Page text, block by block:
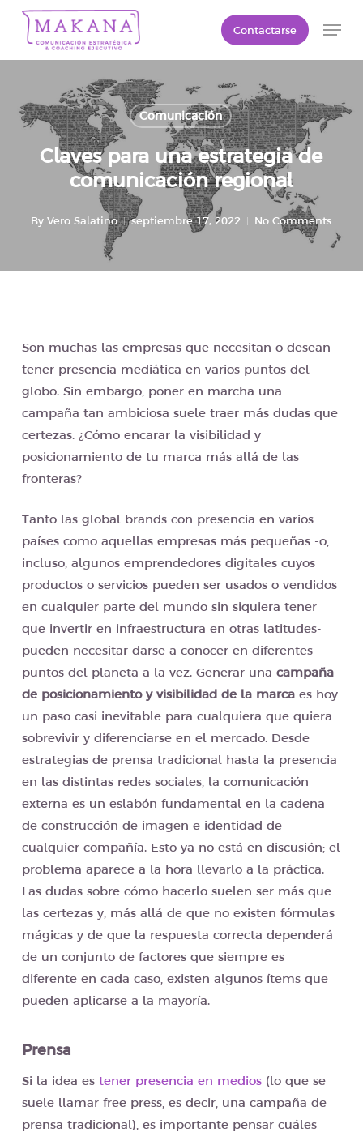
Skip
Contactarse
Comunicación
Claves para una estrategia de
comunicación regional
By Vero Salatino septiembre 17, 2022 No Comments
Son muchas las empresas que necesitan o desean
tener presencia mediática en varios puntos del
globo. Sin embargo, poner en marcha una
campaña tan ambiciosa suele traer más dudas que
certezas. ¿Cómo encarar la visibilidad y
posicionamiento de tu marca más allá de las
fronteras?
Tanto las global brands con presencia en varios
países como aquellas empresas más pequeñas -o,
incluso, algunos emprendedores digitales cuyos
productos o servicios pueden ser usados o vendidos
en cualquier parte del mundo sin siquiera tener
que invertir en infraestructura en otras latitudes-
pueden necesitar darse a conocer en diferentes
puntos del planeta a la vez. Generar una campaña
de posicionamiento y visibilidad de la marcaes hoy
un paso casi inevitable para cualquiera que quiera
sobrevivir y diferenciarse en el mercado. Desde
estrategias de prensa tradicional hasta la presencia
en las distintas redes sociales, la comunicación
externa es un eslabón fundamental en la cadena
de construcción de imagen e identidad de
cualquier compañía. Esto ya no está en discusión; el
problema aparece a la hora llevarlo a la práctica.
Las dudas sobre cómo hacerlo suelen ser más que
las certezas y, más allá de que no existen fórmulas
mágicas y de que la respuesta correcta dependerá
de un conjunto de factores que siempre es
diferente en cada caso, existen algunos ítems que
pueden aplicarse a la mayoría.
Prensa
Si la idea es tener presencia en medios (lo que se
suele llamar free press, es decir, una campaña de
prensa tradicional), es importante pensar cuáles